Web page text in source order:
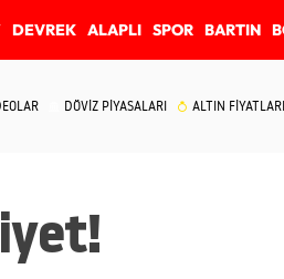
DEVREK ALAPLI SPOR BARTIN
DÖVİZ PİYASALARI ALTIN FİYATLARI